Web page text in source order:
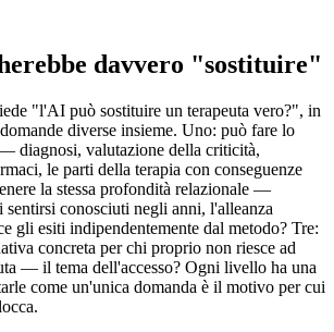
davvero "sostituire"
"l'AI può sostituire un terapeuta vero?", in
diverse insieme. Uno: può fare lo
diagnosi, valutazione della criticità,
le parti della terapia con conseguenze
la stessa profondità relazionale —
sentirsi conosciuti negli anni, l'alleanza
gli esiti indipendentemente dal metodo? Tre:
concreta per chi proprio non riesce ad
— il tema dell'accesso? Ogni livello ha una
come un'unica domanda è il motivo per cui